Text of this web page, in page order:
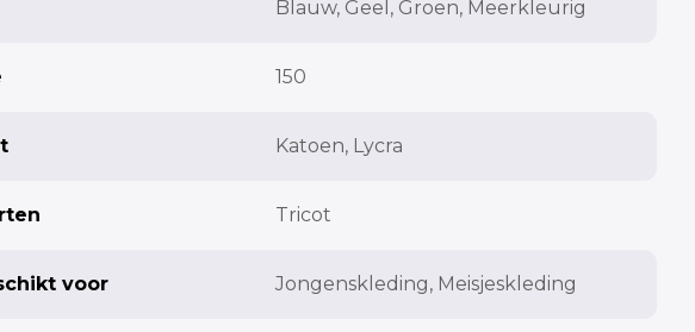
Blauw, Geel, Groen, Meerkleurig
150
Katoen, Lycra
Tricot
voor Jongenskleding, Meisjeskleding